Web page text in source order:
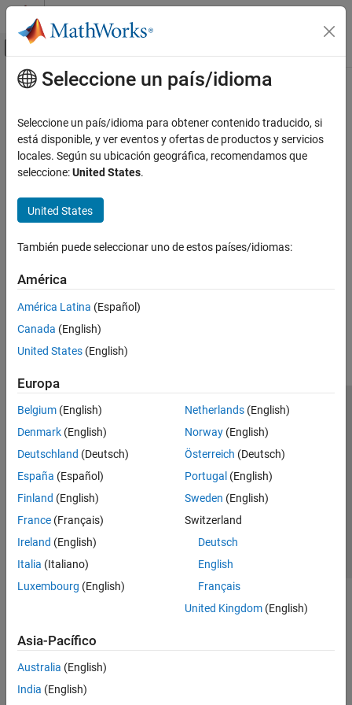
Saltar al contenido
Mostrar/ocultar menú de navegación
Inicio de Documentación
Contenido principal
¿Qué tan útil fue esta traducción?
Seleccione un país/idioma
Seleccione un país/idioma para obtener contenido traducido, si
está disponible, y ver eventos y ofertas de productos y servicios
locales. Según su ubicación geográfica, recomendamos que
seleccione:United States.
United States
También puede seleccionar uno de estos países/idiomas:
América
América Latina (Español)
Canada (English)
United States (English)
Europa
Belgium (English)
Denmark (English)
Deutschland (Deutsch)
España (Español)
Finland (English)
France (Français)
Ireland (English)
Italia (Italiano)
Luxembourg (English)
Netherlands(English)
Norway(English)
Österreich (Deutsch)
Portugal (English)
Sweden (English)
Switzerland
Deutsch
English
Français
United Kingdom(English)
Asia-Pacífico
Australia (English)
India (English)
Centro de confianza
Marcas comerciales
Política de privacidad
Antipiratería
Estado de las aplicaciones
Información de contacto
© 1994-2026 The MathWorks, Inc.